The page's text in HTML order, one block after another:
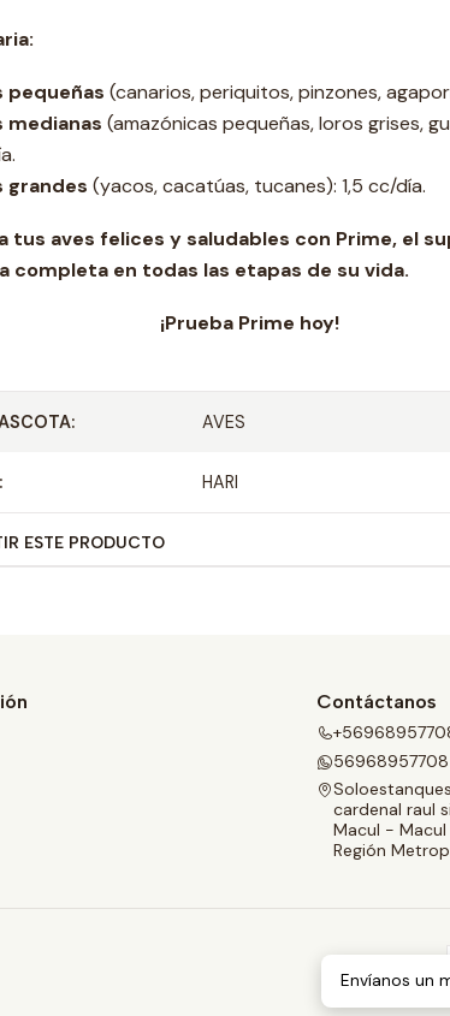
:
pequeñas (canarios, periquitos, pinzones,
medianas (amazónicas pequeñas, loros grises,
grandes (yacos, cacatúas, tucanes): 1,5 cc/día.
tus aves felices y saludables con Prime, el
completa en todas las etapas de su vida.
Prime hoy!
AVES
HARI
ESTE PRODUCTO
Contáctanos
56968957708
Soloestanques
cardenal raul
Macul - Macul
Región
Envíanos un